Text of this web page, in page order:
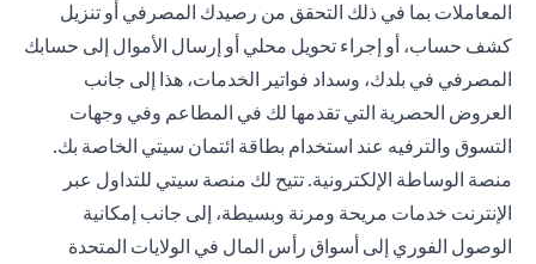
المعاملات بما في ذلك التحقق من رصيدك المصرفي أو تنزيل
كشف حساب، أو إجراء تحويل محلي أو إرسال الأموال إلى حسابك
المصرفي في بلدك، وسداد فواتير الخدمات، هذا إلى جانب
العروض الحصرية التي تقدمها لك في المطاعم وفي وجهات
التسوق والترفيه عند استخدام بطاقة ائتمان سيتي الخاصة بك.
منصة الوساطة الإلكترونية. تتيح لك منصة سيتي للتداول عبر
الإنترنت خدمات مريحة ومرنة وبسيطة، إلى جانب إمكانية
الوصول الفوري إلى أسواق رأس المال في الولايات المتحدة